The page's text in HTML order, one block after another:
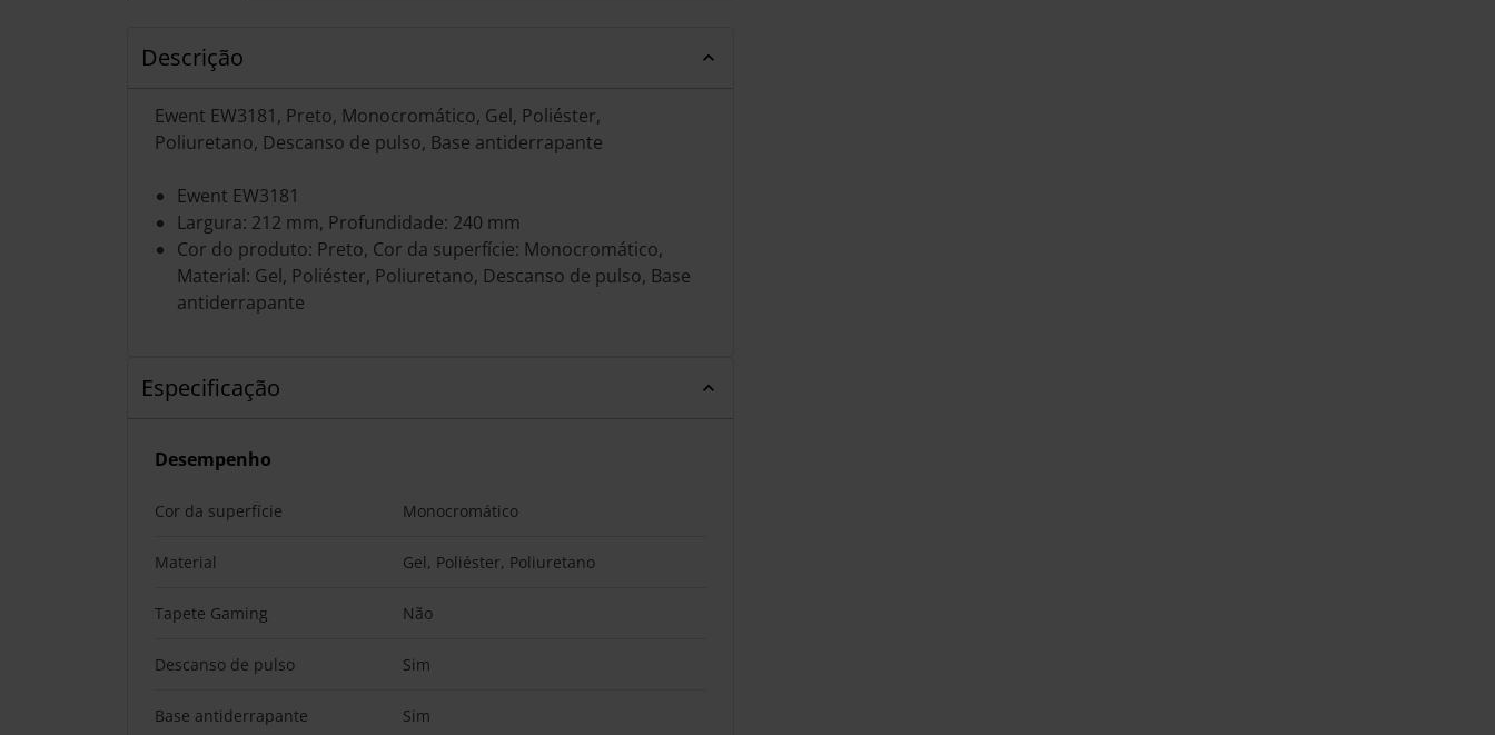
Descrição
Ewent EW3181, Preto, Monocromático, Gel, Poliéster,
Poliuretano, Descanso de pulso, Base antiderrapante
Ewent EW3181
Largura: 212 mm, Profundidade: 240 mm
Cor do produto: Preto, Cor da superfície: Monocromático,
Material: Gel, Poliéster, Poliuretano, Descanso de pulso, Base
antiderrapante
Especificação
Desempenho
Cor da superfície Monocromático
Material Gel, Poliéster, Poliuretano
Tapete Gaming Não
Descanso de pulso Sim
Base antiderrapante Sim